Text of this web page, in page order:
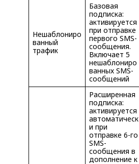
Нешаблониро
ванный
трафик
Базовая
подписка:
активируется
при отправке
первого SMS-
сообщения.
Включает 5
нешаблониро
ванных SMS-
сообщений
Расширенная
подписка:
активируется
автоматическ
и при
отправке 6-го
SMS-
сообщения в
дополнение к